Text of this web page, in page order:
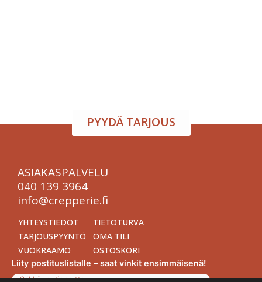
PYYDÄ TARJOUS
ASIAKASPALVELU
040 139 3964
info@crepperie.fi
YHTEYSTIEDOT
TARJOUSPYYNTÖ
VUOKRAAMO
TIETOTURVA
OMA TILI
OSTOSKORI
Liity postituslistalle – saat vinkit ensimmäisenä!
Sähköpostiosoitteesi